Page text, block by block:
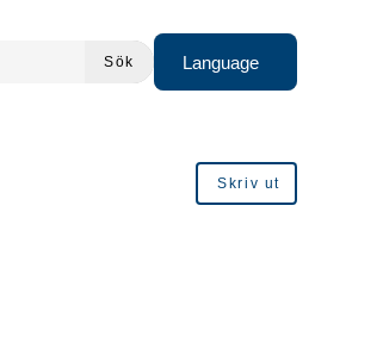
Sök
Language
Skriv ut